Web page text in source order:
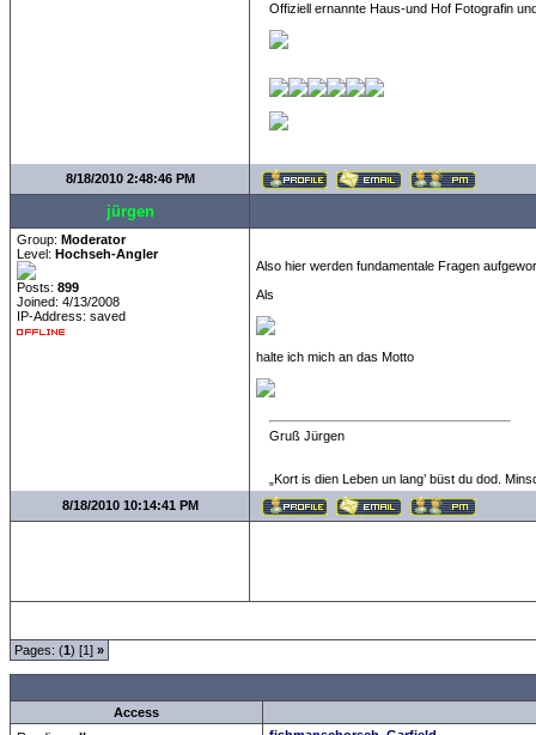
Offiziell ernannte Haus-und Hof Fotografin
8/18/2010 2:48:46 PM
jürgen
Group: Moderator
Level: Hochseh-Angler
Posts: 899
Joined: 4/13/2008
IP-Address: saved
Also hier werden fundamentale Fragen
Als
halte ich mich an das Motto
Gruß Jürgen
„Kort is dien Leben un lang’ büst du dod.
8/18/2010 10:14:41 PM
Pages: (1) [1] »
Access